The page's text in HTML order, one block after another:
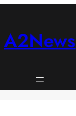
A2News